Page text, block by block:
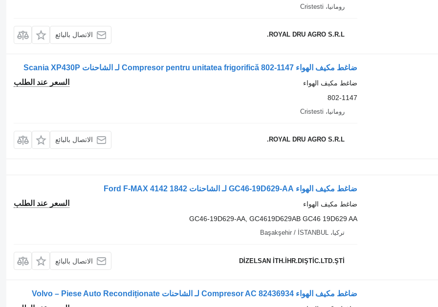
رومانيا، Cristesti
ROYAL DRU AGRO S.R.L. الاتصال بالبائع
ضاغط مكيف الهواء Compresor pentru unitatea frigorifică 802-1147 لـ الشاحنات Scania XP430P
السعر عند الطلب
ضاغط مكيف الهواء
802-1147
رومانيا، Cristesti
ROYAL DRU AGRO S.R.L. الاتصال بالبائع
ضاغط مكيف الهواء GC46-19D629-AA لـ الشاحنات Ford F-MAX 4142 1842
السعر عند الطلب
ضاغط مكيف الهواء
GC46-19D629-AA, GC4619D629AB GC46 19D629 AA
تركيا، Başakşehir / İSTANBUL
DİZELSAN İTH.İHR.DIŞTİC.LTD.ŞTİ الاتصال بالبائع
ضاغط مكيف الهواء Compresor AC 82436934 لـ الشاحنات Volvo – Piese Auto Recondiționate